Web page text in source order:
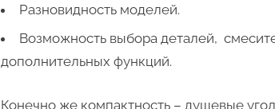
Разновидность моделей.
Возможность выбора деталей,
дополнительных функций.
Конечно же компактность – душевые